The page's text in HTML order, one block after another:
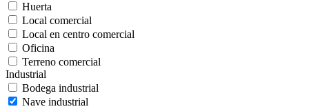
Huerta
Local comercial
Local en centro comercial
Oficina
Terreno comercial
Industrial
Bodega industrial
Nave industrial